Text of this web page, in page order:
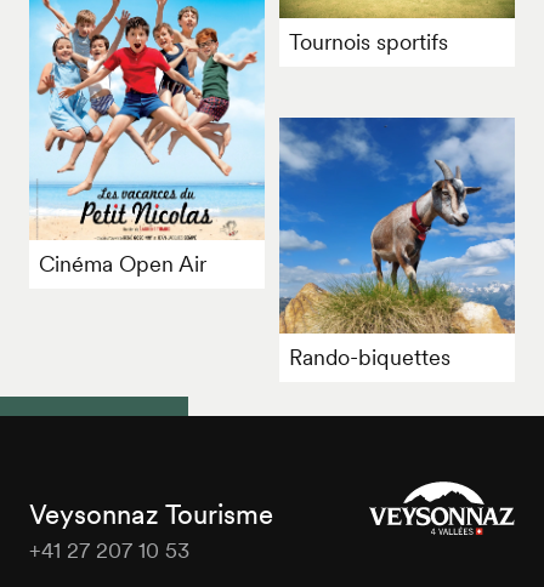
Tournois sportifs
Cinéma Open Air
Rando-biquettes
Veysonnaz Tourisme
+41 27 207 10 53